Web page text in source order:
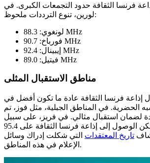
فرنسا الثقافة حدود التجمعات الكبرى. في
لورين، تنوع الترددات ملحوظ:
لونغوي: 88.3 MHz
فورباخ: 90.7 MHz
إيبينال: 92.4 MHz
فيتيل: 89.0 MHz
مناطق الاستقبال المثلى
إذاعة فرنسا الثقافة عادة ما تكون أفضل في
الحضرية. في المناطق الجبلية، مثل فوز، تم
لضمان استقبال مثالي. في فريز، على سبيل
المثال، يمكن الوصول إلى إذاعة فرنسا الثقافة على 95.4 MHz. هذه
تاريخ المعتقدات التي شكلت إدراك وسائل
الإعلام في هذه المناطق.